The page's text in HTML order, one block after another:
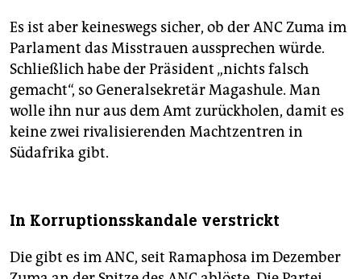
Es ist aber keineswegs sicher, ob der ANC Zuma im
Parlament das Misstrauen aussprechen würde.
Schließlich habe der Präsident „nichts falsch
gemacht“, so Generalsekretär Magashule. Man
wolle ihn nur aus dem Amt zurückholen, damit es
keine zwei rivalisierenden Machtzentren in
Südafrika gibt.
In Korruptionsskandale verstrickt
Die gibt es im ANC, seit Ramaphosa im Dezember